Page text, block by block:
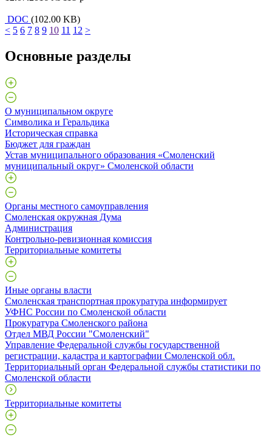
DOC (102.00 KB)
< 5 6 7 8 9 10 11 12 >
Основные разделы
О муниципальном округе
Символика и Геральдика
Историческая справка
Бюджет для граждан
Устав муниципального образования «Смоленский
муниципальный округ» Смоленской области
Органы местного самоуправления
Смоленская окружная Дума
Администрация
Контрольно-ревизионная комиссия
Территориальные комитеты
Иные органы власти
Смоленская транспортная прокуратура информирует
УФНС России по Смоленской области
Прокуратура Смоленского района
Отдел МВД России "Смоленский"
Управление Федеральной службы государственной
регистрации, кадастра и картографии Смоленской обл.
Территориальный орган Федеральной службы статистики по
Смоленской области
Территориальные комитеты